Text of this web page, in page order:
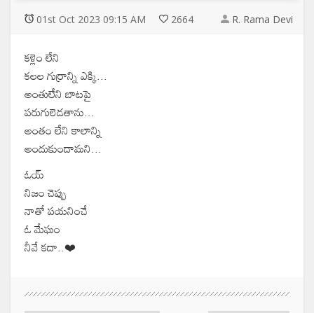
01 st Oct 2023 09:15 AM 2664 R. Rama Devi
కళ్లెం లేని
కలల గుర్రాన్ని ఎక్కి...
అంతులేని బాటపై
పరుగులెడతాను...
అంతం లేని కాలాన్ని
అందుకుందామని...
ఓయ్
నిజం చెప్పు
నాతో పయనించే
ఓ మేఘం
నీవే కదా..❤️